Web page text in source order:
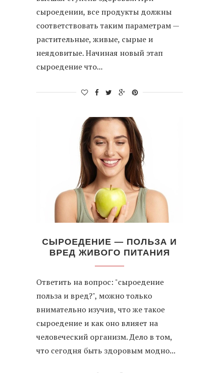
сыроедении, все продукты должны
соответствовать таким параметрам —
растительные, живые, сырые и
неядовитые. Начиная новый этап
сыроедение что...
СЫРОЕДЕНИЕ — ПОЛЬЗА И
ВРЕД ЖИВОГО ПИТАНИЯ
Ответить на вопрос: "сыроедение
польза и вред?", можно только
внимательно изучив, что же такое
сыроедение и как оно влияет на
человеческий организм. Дело в том,
что сегодня быть здоровым модно...